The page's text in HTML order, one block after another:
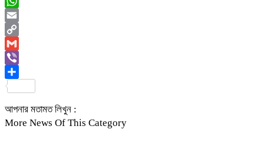
WhatsApp
Email
Copy
Link
Gmail
Viber
আপনার মতামত লিখুন :
More News Of This Category